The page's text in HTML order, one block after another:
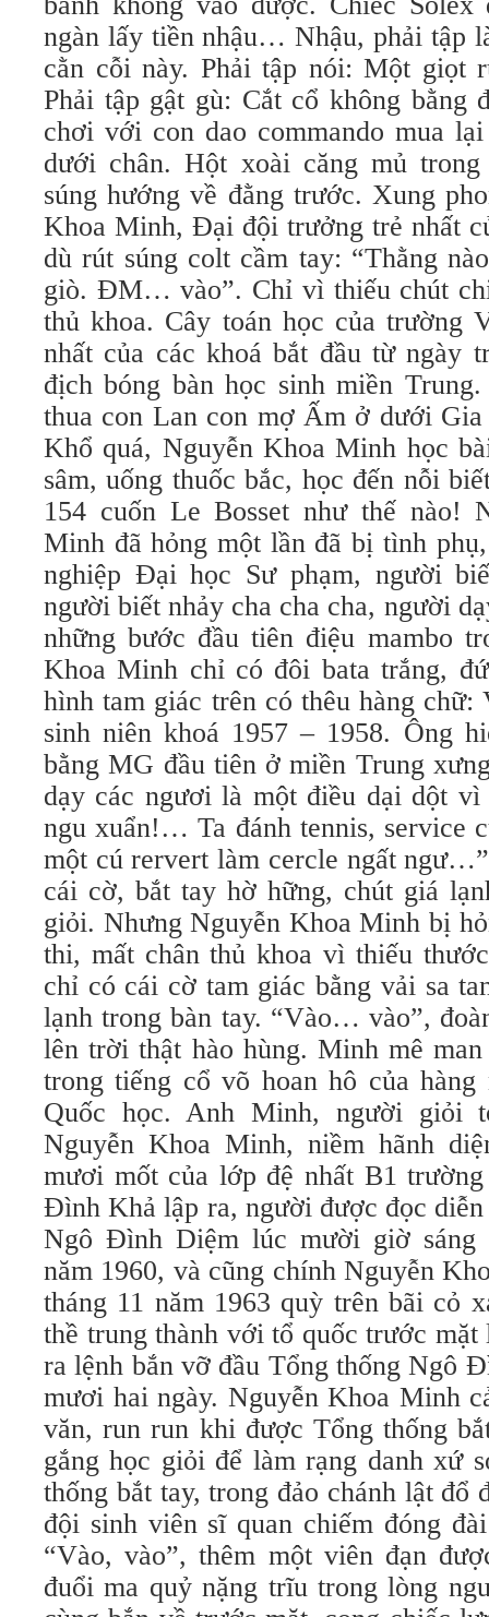
ngàn lấy tiền nhậu… Nhậu, phải tập
cằn cỗi này. Phải tập nói: Một giọt
Phải tập gật gù: Cắt cổ không bằng
chơi với con dao commando mua
dưới chân. Hột xoài căng mủ
súng hướng về đằng trước. Xung
Khoa Minh, Đại đội trưởng trẻ nhất
dù rút súng colt cầm tay: “Thằng
giò. ĐM… vào”. Chỉ vì thiếu chút
thủ khoa. Cây toán học của trường
nhất của các khoá bắt đầu từ ngày
địch bóng bàn học sinh miền
thua con Lan con mợ Ấm ở dưới
Khổ quá, Nguyễn Khoa Minh học
sâm, uống thuốc bắc, học đến nỗi
154 cuốn Le Bosset như thế nào!
Minh đã hỏng một lần đã bị tình
nghiệp Đại học Sư phạm, người
người biết nhảy cha cha cha, người
những bước đầu tiên điệu mambo
Khoa Minh chỉ có đôi bata trắng,
hình tam giác trên có thêu hàng chữ:
sinh niên khoá 1957 – 1958. Ông
bằng MG đầu tiên ở miền Trung
dạy các ngươi là một điều dại dột
ngu xuẩn!… Ta đánh tennis, service
một cú rervert làm cercle ngất
cái cờ, bắt tay hờ hững, chút giá
giỏi. Nhưng Nguyễn Khoa Minh bị
thi, mất chân thủ khoa vì thiếu
chỉ có cái cờ tam giác bằng vải sa
lạnh trong bàn tay. “Vào… vào”,
lên trời thật hào hùng. Minh mê
trong tiếng cổ võ hoan hô của hàng
Quốc học. Anh Minh, người giỏi
Nguyễn Khoa Minh, niềm hãnh
mươi mốt của lớp đệ nhất B1
Đình Khả lập ra, người được đọc
Ngô Đình Diệm lúc mười giờ sáng
năm 1960, và cũng chính Nguyễn
tháng 11 năm 1963 quỳ trên bãi cỏ
thề trung thành với tổ quốc trước
ra lệnh bắn vỡ đầu Tổng thống Ngô
mươi hai ngày. Nguyễn Khoa Minh
văn, run run khi được Tổng thống
gắng học giỏi để làm rạng danh xứ
thống bắt tay, trong đảo chánh lật đổ
đội sinh viên sĩ quan chiếm đóng
“Vào, vào”, thêm một viên đạn
đuổi ma quỷ nặng trĩu trong lòng